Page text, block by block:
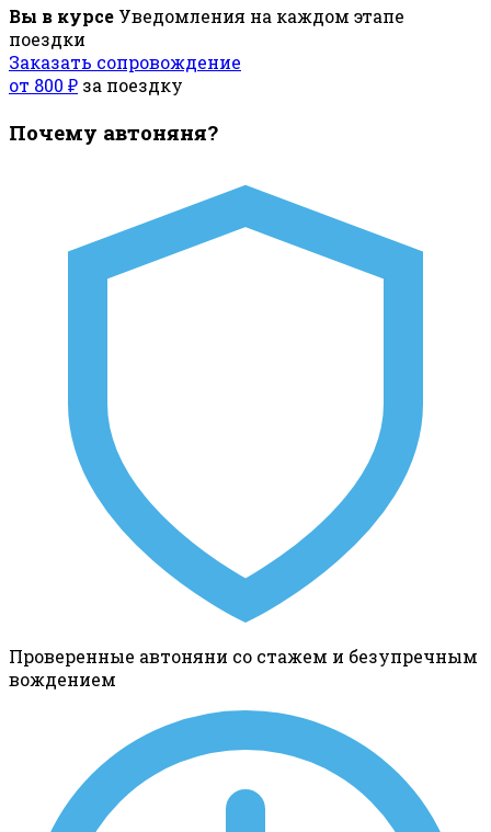
Вы в курсе Уведомления на каждом этапе
поездки
Заказать сопровождение
от 800 ₽ за поездку
Почему автоняня?
Проверенные автоняни со стажем и безупречным
вождением